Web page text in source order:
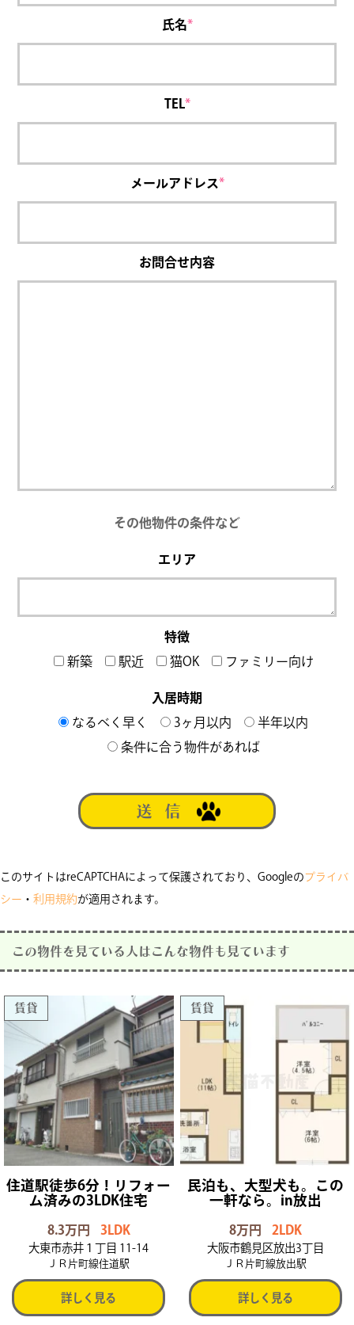
氏名*
TEL *
メールアドレス*
お問合せ内容
その他物件の条件など
エリア
特徴
新築
駅近 猫OK ファミリー向け
入居時期
なるべく早く
3ヶ月以内
半年以内
条件に合う物件があれば
このサイトはreCAPTCHAによって保護されており、Googleのプライバ
シー ・ 利用規約が適用されます。
この物件を見ている人はこんな物件も見ています
賃貸
住道駅徒歩6分！リフォー
ム済みの3LDK住宅
8.3万円 3LDK
大東市赤井１丁目 11-14
ＪＲ片町線住道駅
詳しく見る
賃貸
民泊も、大型犬も。この
一軒なら。in放出
8万円 2LDK
大阪市鶴見区放出3丁目
ＪＲ片町線放出駅
詳しく見る